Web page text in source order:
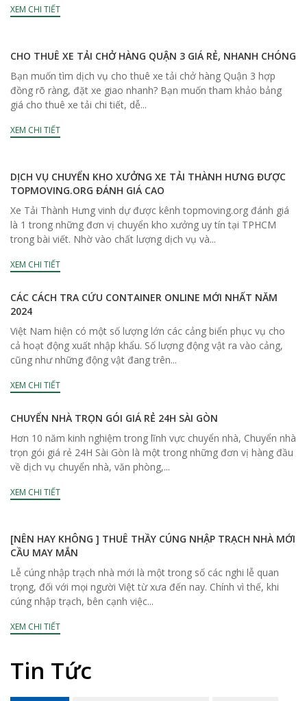
XEM CHI TIẾT
CHO THUÊ XE TẢI CHỞ HÀNG QUẬN 3 GIÁ RẺ, NHANH CHÓNG
Bạn muốn tìm dịch vụ cho thuê xe tải chở hàng Quận 3 hợp
đồng rõ ràng, đặt xe giao nhanh? Bạn muốn tham khảo bảng
giá cho thuê xe tải chi tiết, dễ...
XEM CHI TIẾT
DỊCH VỤ CHUYỂN KHO XƯỞNG XE TẢI THÀNH HƯNG ĐƯỢC
TOPMOVING.ORG ĐÁNH GIÁ CAO
Xe Tải Thành Hưng vinh dự được kênh topmoving.org đánh giá
là 1 trong những đơn vị chuyển kho xưởng uy tín tại TPHCM
trong bài viết. Nhờ vào chất lượng dịch vụ và...
XEM CHI TIẾT
CÁC CÁCH TRA CỨU CONTAINER ONLINE MỚI NHẤT NĂM
2024
Việt Nam hiện có một số lượng lớn các cảng biển phục vụ cho
cả hoạt động xuất nhập khẩu. Số lượng động vật ra vào cảng,
cũng như những động vật đang trên...
XEM CHI TIẾT
CHUYỂN NHÀ TRỌN GÓI GIÁ RẺ 24H SÀI GÒN
Hơn 10 năm kinh nghiệm trong lĩnh vực chuyển nhà, Chuyển nhà
trọn gói giá rẻ 24H Sài Gòn là một trong những đơn vị hàng đầu
về dịch vụ chuyển nhà, văn phòng,...
XEM CHI TIẾT
[NÊN HAY KHÔNG ] THUÊ THẦY CÚNG NHẬP TRẠCH NHÀ MỚI
CẦU MAY MẮN
Lễ cúng nhập trạch nhà mới là một trong số các nghi lễ quan
trọng, đối với mọi người Việt từ xưa đến nay. Chính vì thế, khi
cúng nhập trạch, bên cạnh việc...
XEM CHI TIẾT
Tin Tức